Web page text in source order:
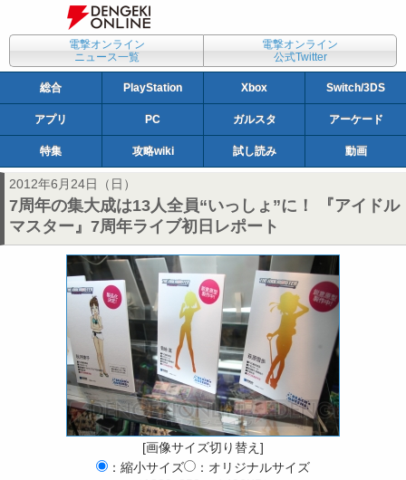
電撃オンライン
ニュース一覧
電撃オンライン
公式Twitter
総合 PlayStation Xbox Switch/3DS
アプリ PC ガルスタ アーケード
特集 攻略wiki 試し読み 動画
2012年6月24日（日）
7周年の集大成は13人全員“いっしょ”に！ 『アイドル
マスター』7周年ライブ初日レポート
[画像サイズ切り替え]
：縮小サイズ
：オリジナルサイズ